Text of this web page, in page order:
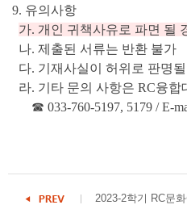
9. 유의사항
가. 개인 귀책사유로 파면 될
나. 제출된 서류는 반환 불가
다. 기재사실이 허위로 판명
라. 기타 문의 사항은 RC융
☎ 033-760-5197, 5179 /E-
2023-2학기 RC문